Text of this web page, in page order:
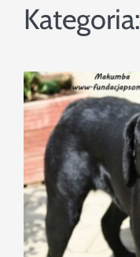
Kategoria: